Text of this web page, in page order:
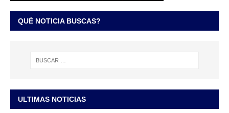
QUÉ NOTICIA BUSCAS?
ULTIMAS NOTICIAS